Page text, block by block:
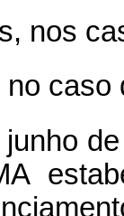
caso
de